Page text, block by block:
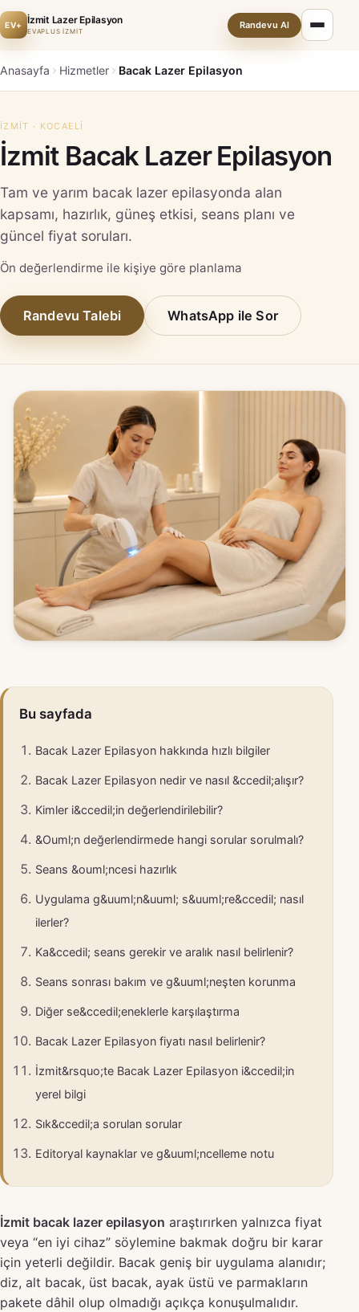
EV+ İzmit Lazer Epilasyon
EVAPLUS İZMİT
Randevu Al
Anasayfa Hizmetler Bacak Lazer Epilasyon
İZMIT · KOCAELI
İzmit Bacak Lazer Epilasyon
Tam ve yarım bacak lazer epilasyonda alan
kapsamı, hazırlık, güneş etkisi, seans planı ve
güncel fiyat soruları.
Ön değerlendirme ile kişiye göre planlama
Randevu Talebi WhatsApp ile Sor
Bu sayfada
Bacak Lazer Epilasyon hakkında hızlı bilgiler
Bacak Lazer Epilasyon nedir ve nasıl &ccedil;alışır?
Kimler i&ccedil;in değerlendirilebilir?
&Ouml;n değerlendirmede hangi sorular sorulmalı?
Seans &ouml;ncesi hazırlık
Uygulama g&uuml;n&uuml; s&uuml;re&ccedil; nasıl
ilerler?
Ka&ccedil; seans gerekir ve aralık nasıl belirlenir?
Seans sonrası bakım ve g&uuml;neşten korunma
Diğer se&ccedil;eneklerle karşılaştırma
Bacak Lazer Epilasyon fiyatı nasıl belirlenir?
İzmit&rsquo;te Bacak Lazer Epilasyon i&ccedil;in
yerel bilgi
Sık&ccedil;a sorulan sorular
Editoryal kaynaklar ve g&uuml;ncelleme notu
İzmit bacak lazer epilasyon araştırırken yalnızca fiyat
veya “en iyi cihaz” söylemine bakmak doğru bir karar
için yeterli değildir. Bacak geniş bir uygulama alanıdır;
diz, alt bacak, üst bacak, ayak üstü ve parmakların
pakete dâhil olup olmadığı açıkça konuşulmalıdır.